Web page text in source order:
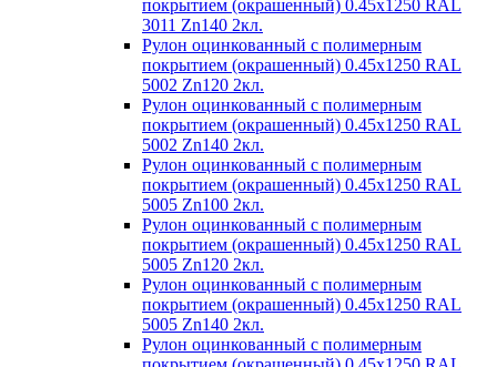
покрытием (окрашенный) 0.45x1250 RAL
3011 Zn140 2кл.
Рулон оцинкованный с полимерным
покрытием (окрашенный) 0.45x1250 RAL
5002 Zn120 2кл.
Рулон оцинкованный с полимерным
покрытием (окрашенный) 0.45x1250 RAL
5002 Zn140 2кл.
Рулон оцинкованный с полимерным
покрытием (окрашенный) 0.45x1250 RAL
5005 Zn100 2кл.
Рулон оцинкованный с полимерным
покрытием (окрашенный) 0.45x1250 RAL
5005 Zn120 2кл.
Рулон оцинкованный с полимерным
покрытием (окрашенный) 0.45x1250 RAL
5005 Zn140 2кл.
Рулон оцинкованный с полимерным